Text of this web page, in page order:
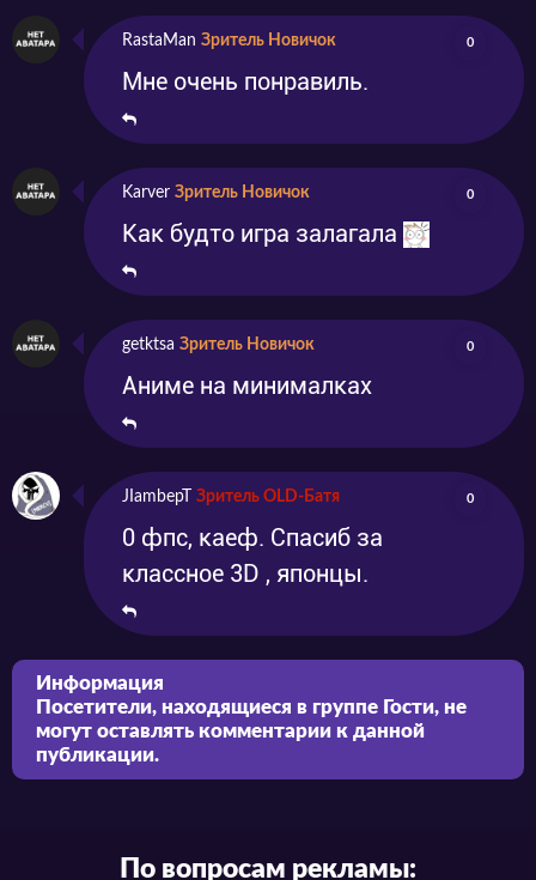
RastaMan Зритель Новичок 0
Мне очень понравиль.
Karver Зритель Новичок 0
Как будто игра залагала
getktsa Зритель Новичок 0
Аниме на минималках
JIambepT Зритель OLD-Батя 0
0 фпс, каеф. Спасиб за
классное 3D , японцы.
Информация
Посетители, находящиеся в группе Гости, не
могут оставлять комментарии к данной
публикации.
По вопросам рекламы: